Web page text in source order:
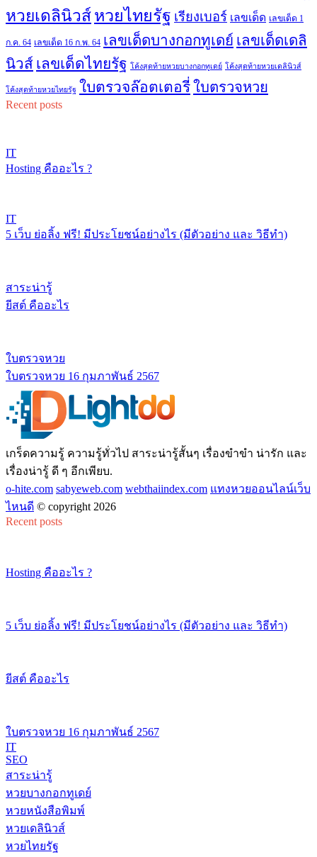
หวยเดลินิวส์ หวยไทยรัฐ เรียงเบอร์ เลขเด็ด เลขเด็ด 1
ก.ค. 64 เลขเด็ด 16 ก.พ. 64 เลขเด็ดบางกอกทูเดย์ เลขเด็ดเดลิ
นิวส์ เลขเด็ดไทยรัฐ โค้งสุดท้ายหวยบางกอกทูเดย์ โค้งสุดท้ายหวยเดลินิวส์
โค้งสุดท้ายหวยไทยรัฐ ใบตรวจล๊อตเตอรี่ใบตรวจหวย
Recent posts
IT
Hosting คืออะไร ?
IT
5 เว็บ ย่อลิ้ง ฟรี! มีประโยชน์อย่างไร (มีตัวอย่าง และ วิธีทำ)
สาระน่ารู้
ยีสต์ คืออะไร
ใบตรวจหวย
ใบตรวจหวย 16 กุมภาพันธ์ 2567
เกร็ดความรู้ ความรู้ทั่วไป สาระน่ารู้สั้นๆ เรื่องขำขำ น่ารัก และ
เรื่องน่ารู้ ดี ๆ อีกเพียบ.
o-hite.com sabyeweb.com webthaiindex.com แทงหวยออนไลน์เว็บ
ไหนดี © copyright 2026
Recent posts
Hosting คืออะไร ?
5 เว็บ ย่อลิ้ง ฟรี! มีประโยชน์อย่างไร (มีตัวอย่าง และ วิธีทำ)
ยีสต์ คืออะไร
ใบตรวจหวย 16 กุมภาพันธ์ 2567
IT
SEO
สาระน่ารู้
หวยบางกอกทูเดย์
หวยหนังสือพิมพ์
หวยเดลินิวส์
หวยไทยรัฐ